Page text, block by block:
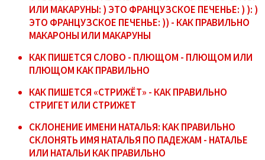
ИЛИ МАКАРУНЫ: ) ЭТО ФРАНЦУЗСКОЕ ПЕЧЕНЬЕ: ) ): )
ЭТО ФРАНЦУЗСКОЕ ПЕЧЕНЬЕ: )) - КАК ПРАВИЛЬНО
МАКАРОНЫ ИЛИ МАКАРУНЫ
КАК ПИШЕТСЯ СЛОВО - ПЛЮЩОМ - ПЛЮЩОМ ИЛИ
ПЛЮЩОМ КАК ПРАВИЛЬНО
КАК ПИШЕТСЯ «СТРИЖЁТ» - КАК ПРАВИЛЬНО
СТРИГЕТ ИЛИ СТРИЖЕТ
СКЛОНЕНИЕ ИМЕНИ НАТАЛЬЯ: КАК ПРАВИЛЬНО
СКЛОНЯТЬ ИМЯ НАТАЛЬЯ ПО ПАДЕЖАМ - НАТАЛЬЕ
ИЛИ НАТАЛЬИ КАК ПРАВИЛЬНО